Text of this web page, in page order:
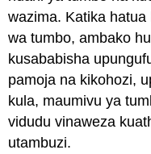
wazima. Katika
wa tumbo, ambako
kusababisha
pamoja na kikohozi,
kula, maumivu ya
vidudu vinaweza
utambuzi.